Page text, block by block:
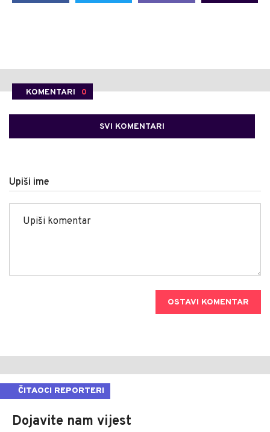
KOMENTARI 0
SVI KOMENTARI
Upiši ime
OSTAVI KOMENTAR
ČITAOCI REPORTERI
Dojavite nam vijest